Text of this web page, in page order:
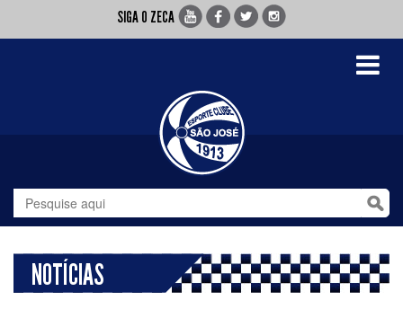
SIGA O ZECA
Toggle
NOTÍCIAS